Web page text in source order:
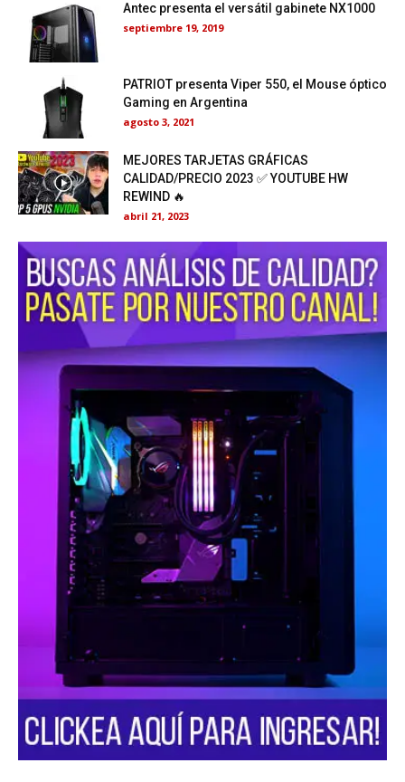
Antec presenta el versátil gabinete NX1000
septiembre 19, 2019
PATRIOT presenta Viper 550, el Mouse óptico
Gaming en Argentina
agosto 3, 2021
MEJORES TARJETAS GRÁFICAS
CALIDAD/PRECIO 2023 ✅ YOUTUBE HW
REWIND 🔥
abril 21, 2023